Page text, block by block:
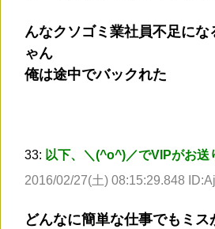
んなクソゴミ業社員不足にな
ゃん
俺は途中でバックれた
33: 以下、＼(^o^)／でVIPがお送
2016/02/27(土) 08:15:29.848
どんなに簡単な仕事でもミス